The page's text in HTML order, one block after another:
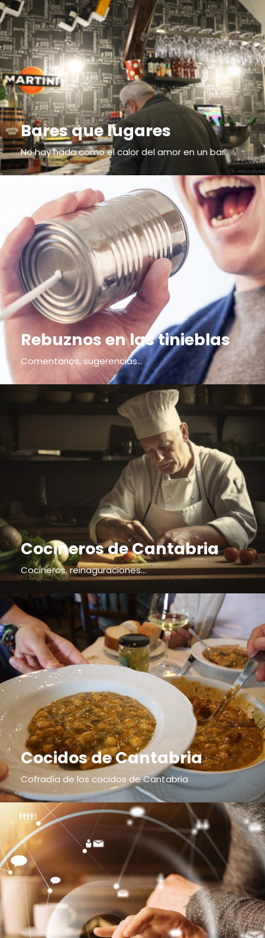
Bares que lugares
No hay nada como el calor del amor en un bar
Rebuznos en las tinieblas
Comentarios, sugerencias...
Cocineros de Cantabria
Cocineros, reinaguraciones...
Cocidos de Cantabria
Cofradía de los cocidos de Cantabria